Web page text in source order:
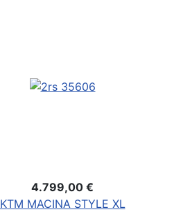
4.799,00 €
KTM MACINA STYLE XL